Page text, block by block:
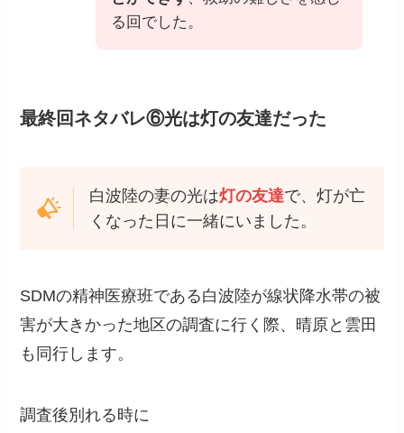
る回でした。
最終回ネタバレ⑥光は灯の友達だった
白波陸の妻の光は灯の友達で、灯が亡
くなった日に一緒にいました。
SDMの精神医療班である白波陸が線状降水帯の被
害が大きかった地区の調査に行く際、晴原と雲田
も同行します。
調査後別れる時に